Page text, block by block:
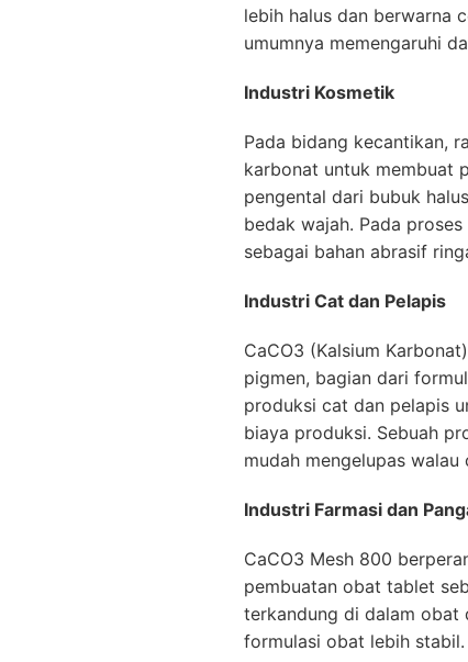
lebih halus dan berwarna
umumnya memengaruhi
Industri Kosmetik
Pada bidang kecantikan,
karbonat untuk membuat
pengental dari bubuk
bedak wajah. Pada
sebagai bahan abrasif
Industri Cat dan Pelapis
CaCO3 (Kalsium
pigmen, bagian dari
produksi cat dan pelapis
biaya produksi. Sebuah
mudah mengelupas
Industri Farmasi dan
CaCO3 Mesh 800
pembuatan obat tablet
terkandung di dalam obat
formulasi obat lebih